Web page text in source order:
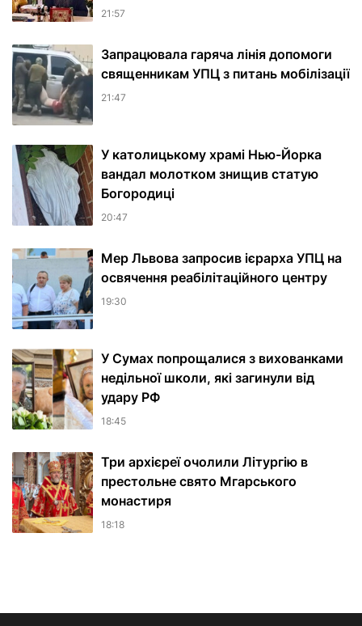
21:57
Запрацювала гаряча лінія допомоги
священникам УПЦ з питань мобілізації
21:47
У католицькому храмі Нью-Йорка
вандал молотком знищив статую
Богородиці
20:47
Мер Львова запросив ієрарха УПЦ на
освячення реабілітаційного центру
19:30
У Сумах попрощалися з вихованками
недільної школи, які загинули від
удару РФ
18:45
Три архієреї очолили Літургію в
престольне свято Мгарського
монастиря
18:18